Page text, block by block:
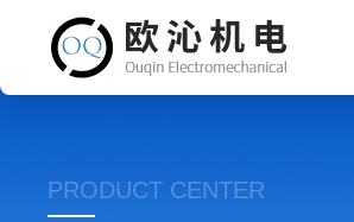
PRODUCT CENTER